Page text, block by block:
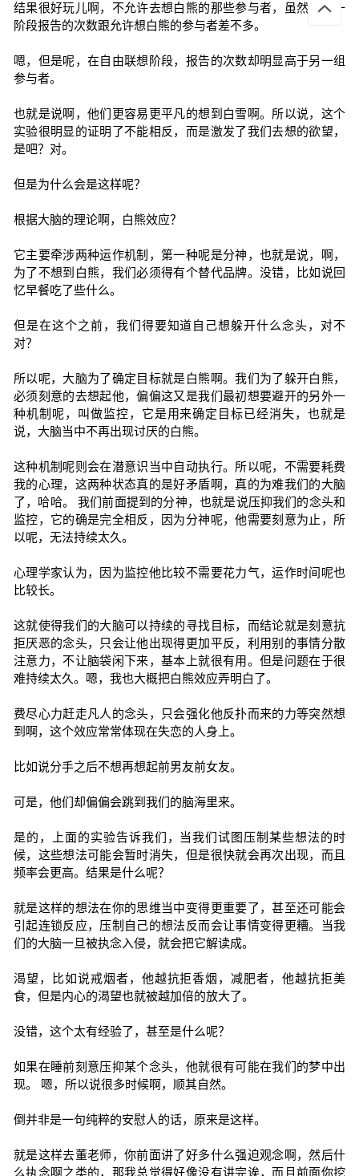
结果很好玩儿啊，不允许去想白熊的那些参与者，虽然在第一
阶段报告的次数跟允许想白熊的参与者差不多。
嗯，但是呢，在自由联想阶段，报告的次数却明显高于另一组
参与者。
也就是说啊，他们更容易更平凡的想到白雪啊。所以说，这个
实验很明显的证明了不能相反，而是激发了我们去想的欲望，
是吧？对。
但是为什么会是这样呢？
根据大脑的理论啊，白熊效应？
它主要牵涉两种运作机制，第一种呢是分神，也就是说，啊，
为了不想到白熊，我们必须得有个替代品牌。没错，比如说回
忆早餐吃了些什么。
但是在这个之前，我们得要知道自己想躲开什么念头，对不
对？
所以呢，大脑为了确定目标就是白熊啊。我们为了躲开白熊，
必须刻意的去想起他，偏偏这又是我们最初想要避开的另外一
种机制呢，叫做监控，它是用来确定目标已经消失，也就是
说，大脑当中不再出现讨厌的白熊。
这种机制呢则会在潜意识当中自动执行。所以呢，不需要耗费
我的心理，这两种状态真的是好矛盾啊，真的为难我们的大脑
了，哈哈。 我们前面提到的分神，也就是说压抑我们的念头和
监控，它的确是完全相反，因为分神呢，他需要刻意为止，所
以呢，无法持续太久。
心理学家认为，因为监控他比较不需要花力气，运作时间呢也
比较长。
这就使得我们的大脑可以持续的寻找目标，而结论就是刻意抗
拒厌恶的念头，只会让他出现得更加平反，利用别的事情分散
注意力，不让脑袋闲下来，基本上就很有用。但是问题在于很
难持续太久。嗯，我也大概把白熊效应弄明白了。
费尽心力赶走凡人的念头，只会强化他反扑而来的力等突然想
到啊，这个效应常常体现在失恋的人身上。
比如说分手之后不想再想起前男友前女友。
可是，他们却偏偏会跳到我们的脑海里来。
是的，上面的实验告诉我们，当我们试图压制某些想法的时
候，这些想法可能会暂时消失，但是很快就会再次出现，而且
频率会更高。结果是什么呢？
就是这样的想法在你的思维当中变得更重要了，甚至还可能会
引起连锁反应，压制自己的想法反而会让事情变得更糟。当我
们的大脑一旦被执念入侵，就会把它解读成。
渴望，比如说戒烟者，他越抗拒香烟，减肥者，他越抗拒美
食，但是内心的渴望也就被越加倍的放大了。
没错，这个太有经验了，甚至是什么呢？
如果在睡前刻意压抑某个念头，他就很有可能在我们的梦中出
现。 嗯，所以说很多时候啊，顺其自然。
倒并非是一句纯粹的安慰人的话，原来是这样。
就是这样去董老师，你前面讲了好多什么强迫观念啊，然后什
么执念啊之类的，那我总觉得好像没有讲完诶，而且前面你挖